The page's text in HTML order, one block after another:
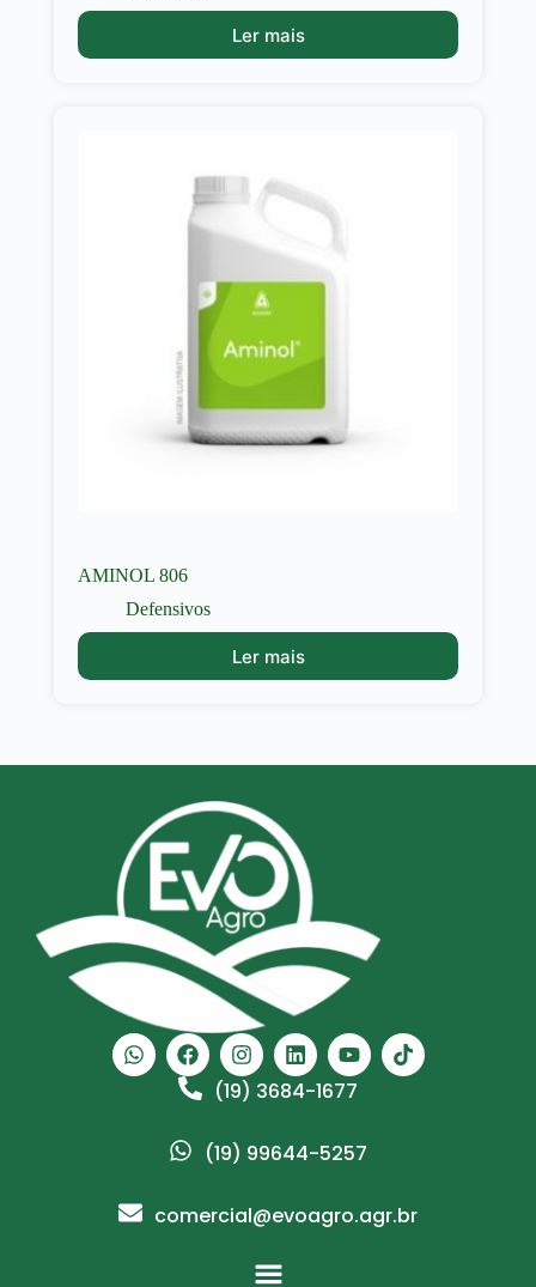
Ler mais
AMINOL 806
Defensivos
Ler mais
(19) 3684-1677
(19) 99644-5257
comercial@evoagro.agr.br